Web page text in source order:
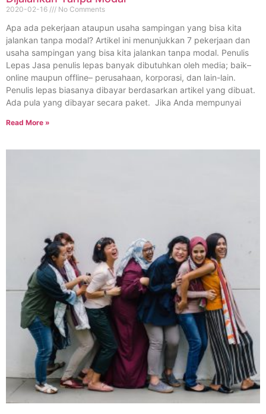
2020-02-16 No Comments
Apa ada pekerjaan ataupun usaha sampingan yang bisa kita
jalankan tanpa modal? Artikel ini menunjukkan 7 pekerjaan dan
usaha sampingan yang bisa kita jalankan tanpa modal. Penulis
Lepas Jasa penulis lepas banyak dibutuhkan oleh media; baik–
online maupun offline– perusahaan, korporasi, dan lain-lain.
Penulis lepas biasanya dibayar berdasarkan artikel yang dibuat.
Ada pula yang dibayar secara paket. Jika Anda mempunyai
Read More »